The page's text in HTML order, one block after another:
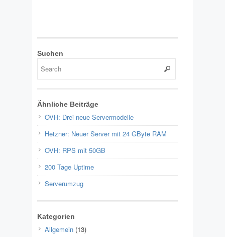
Suchen
Ähnliche Beiträge
OVH: Drei neue Servermodelle
Hetzner: Neuer Server mit 24 GByte RAM
OVH: RPS mit 50GB
200 Tage Uptime
Serverumzug
Kategorien
Allgemein (13)